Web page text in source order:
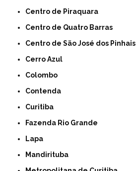
Centro de Piraquara
Centro de Quatro Barras
Centro de São José dos Pinhais
Cerro Azul
Colombo
Contenda
Curitiba
Fazenda Rio Grande
Lapa
Mandirituba